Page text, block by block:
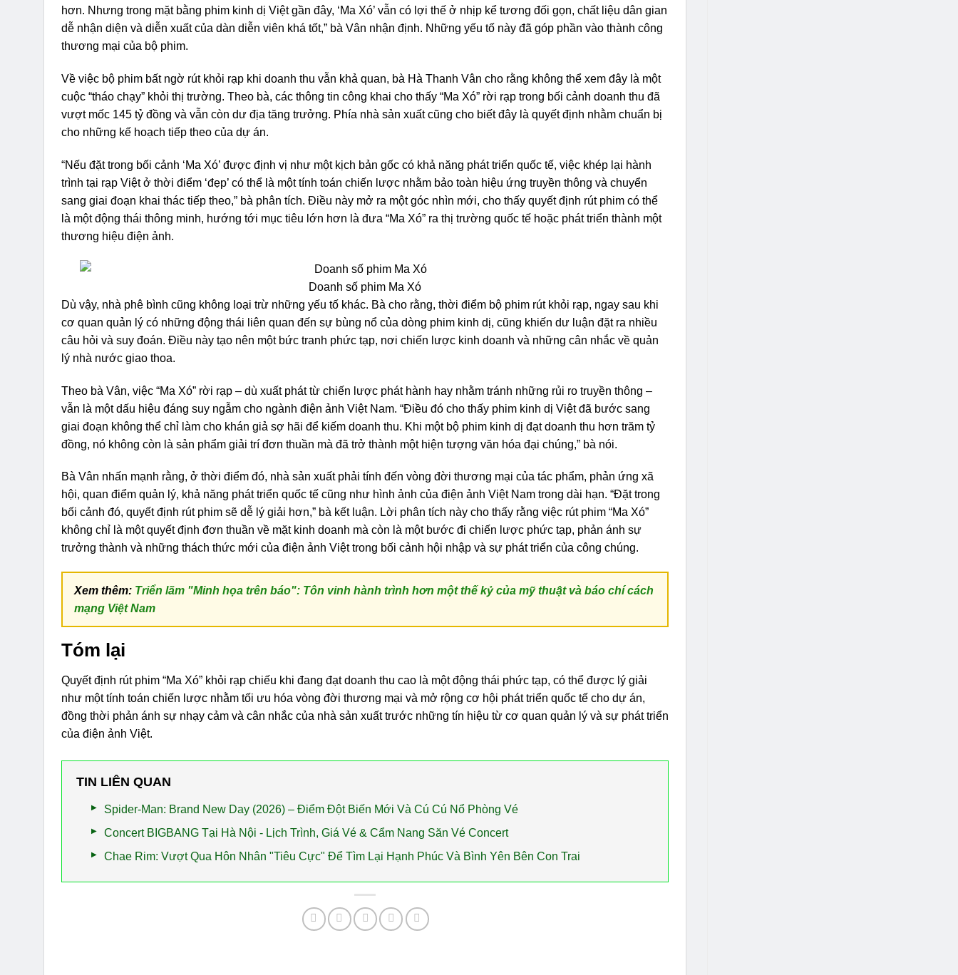
hơn. Nhưng trong mặt bằng phim kinh dị Việt gần đây, ‘Ma Xó’ vẫn có lợi thế ở nhịp kể tương đối gọn, chất liệu dân gian
dễ nhận diện và diễn xuất của dàn diễn viên khá tốt,” bà Vân nhận định. Những yếu tố này đã góp phần vào thành công
thương mại của bộ phim.
Về việc bộ phim bất ngờ rút khỏi rạp khi doanh thu vẫn khả quan, bà Hà Thanh Vân cho rằng không thể xem đây là một
cuộc “tháo chạy” khỏi thị trường. Theo bà, các thông tin công khai cho thấy “Ma Xó” rời rạp trong bối cảnh doanh thu đã
vượt mốc 145 tỷ đồng và vẫn còn dư địa tăng trưởng. Phía nhà sản xuất cũng cho biết đây là quyết định nhằm chuẩn bị
cho những kế hoạch tiếp theo của dự án.
“Nếu đặt trong bối cảnh ‘Ma Xó’ được định vị như một kịch bản gốc có khả năng phát triển quốc tế, việc khép lại hành
trình tại rạp Việt ở thời điểm ‘đẹp’ có thể là một tính toán chiến lược nhằm bảo toàn hiệu ứng truyền thông và chuyển
sang giai đoạn khai thác tiếp theo,” bà phân tích. Điều này mở ra một góc nhìn mới, cho thấy quyết định rút phim có thể
là một động thái thông minh, hướng tới mục tiêu lớn hơn là đưa “Ma Xó” ra thị trường quốc tế hoặc phát triển thành một
thương hiệu điện ảnh.
Doanh số phim Ma Xó
Dù vậy, nhà phê bình cũng không loại trừ những yếu tố khác. Bà cho rằng, thời điểm bộ phim rút khỏi rạp, ngay sau khi
cơ quan quản lý có những động thái liên quan đến sự bùng nổ của dòng phim kinh dị, cũng khiến dư luận đặt ra nhiều
câu hỏi và suy đoán. Điều này tạo nên một bức tranh phức tạp, nơi chiến lược kinh doanh và những cân nhắc về quản
lý nhà nước giao thoa.
Theo bà Vân, việc “Ma Xó” rời rạp – dù xuất phát từ chiến lược phát hành hay nhằm tránh những rủi ro truyền thông –
vẫn là một dấu hiệu đáng suy ngẫm cho ngành điện ảnh Việt Nam. “Điều đó cho thấy phim kinh dị Việt đã bước sang
giai đoạn không thể chỉ làm cho khán giả sợ hãi để kiếm doanh thu. Khi một bộ phim kinh dị đạt doanh thu hơn trăm tỷ
đồng, nó không còn là sản phẩm giải trí đơn thuần mà đã trở thành một hiện tượng văn hóa đại chúng,” bà nói.
Bà Vân nhấn mạnh rằng, ở thời điểm đó, nhà sản xuất phải tính đến vòng đời thương mại của tác phẩm, phản ứng xã
hội, quan điểm quản lý, khả năng phát triển quốc tế cũng như hình ảnh của điện ảnh Việt Nam trong dài hạn. “Đặt trong
bối cảnh đó, quyết định rút phim sẽ dễ lý giải hơn,” bà kết luận. Lời phân tích này cho thấy rằng việc rút phim “Ma Xó”
không chỉ là một quyết định đơn thuần về mặt kinh doanh mà còn là một bước đi chiến lược phức tạp, phản ánh sự
trưởng thành và những thách thức mới của điện ảnh Việt trong bối cảnh hội nhập và sự phát triển của công chúng.
Xem thêm: Triển lãm "Minh họa trên báo": Tôn vinh hành trình hơn một thế kỷ của mỹ thuật và báo chí cách
mạng Việt Nam
Tóm lại
Quyết định rút phim “Ma Xó” khỏi rạp chiếu khi đang đạt doanh thu cao là một động thái phức tạp, có thể được lý giải
như một tính toán chiến lược nhằm tối ưu hóa vòng đời thương mại và mở rộng cơ hội phát triển quốc tế cho dự án,
đồng thời phản ánh sự nhạy cảm và cân nhắc của nhà sản xuất trước những tín hiệu từ cơ quan quản lý và sự phát triển
của điện ảnh Việt.
TIN LIÊN QUAN
Spider-Man: Brand New Day (2026) – Điểm Đột Biến Mới Và Cú Cú Nổ Phòng Vé
Concert BIGBANG Tại Hà Nội - Lịch Trình, Giá Vé & Cẩm Nang Săn Vé Concert
Chae Rim: Vượt Qua Hôn Nhân "Tiêu Cực" Để Tìm Lại Hạnh Phúc Và Bình Yên Bên Con Trai